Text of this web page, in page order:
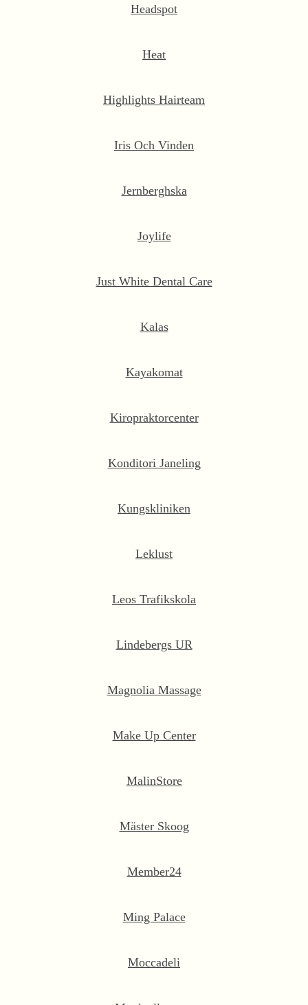
Headspot
Heat
Highlights Hairteam
Iris Och Vinden
Jernberghska
Joylife
Just White Dental Care
Kalas
Kayakomat
Kiropraktorcenter
Konditori Janeling
Kungskliniken
Leklust
Leos Trafikskola
Lindebergs UR
Magnolia Massage
Make Up Center
MalinStore
Mäster Skoog
Member24
Ming Palace
Moccadeli